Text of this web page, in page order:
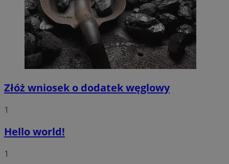
Złóż wniosek o dodatek węglowy
1
Hello world!
1